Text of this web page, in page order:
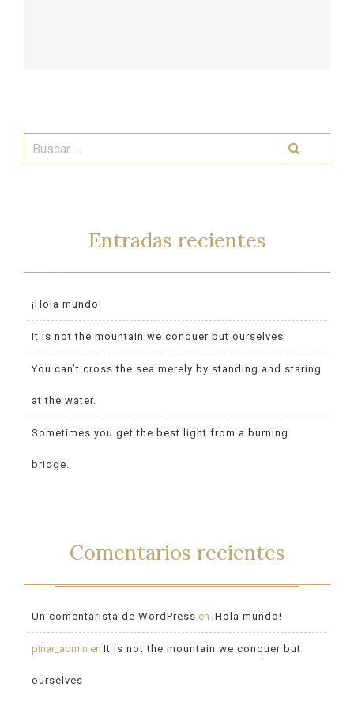
Entradas recientes
¡Hola mundo!
It is not the mountain we conquer but ourselves
You can’t cross the sea merely by standing and staring
at the water.
Sometimes you get the best light from a burning
bridge.
Comentarios recientes
Un comentarista de WordPress en ¡Hola mundo!
pinar_admin en It is not the mountain we conquer but
ourselves